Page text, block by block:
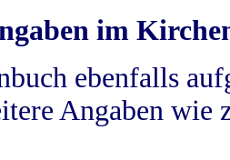
im
ebenfalls
Angaben wie